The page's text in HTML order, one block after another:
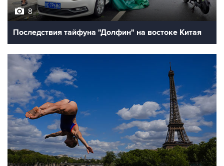
8
Последствия тайфуна "Долфин" на востоке Китая